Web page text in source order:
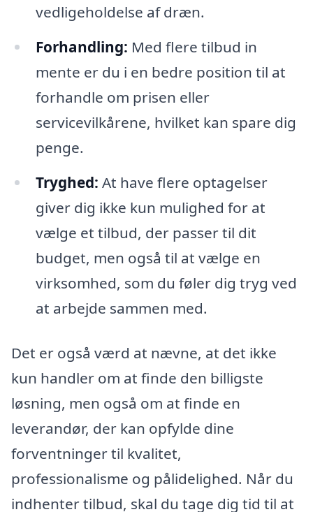
vedligeholdelse af dræn.
Forhandling: Med flere tilbud in
mente er du i en bedre position til at
forhandle om prisen eller
servicevilkårene, hvilket kan spare dig
penge.
Tryghed: At have flere optagelser
giver dig ikke kun mulighed for at
vælge et tilbud, der passer til dit
budget, men også til at vælge en
virksomhed, som du føler dig tryg ved
at arbejde sammen med.
Det er også værd at nævne, at det ikke
kun handler om at finde den billigste
løsning, men også om at finde en
leverandør, der kan opfylde dine
forventninger til kvalitet,
professionalisme og pålidelighed. Når du
indhenter tilbud, skal du tage dig tid til at